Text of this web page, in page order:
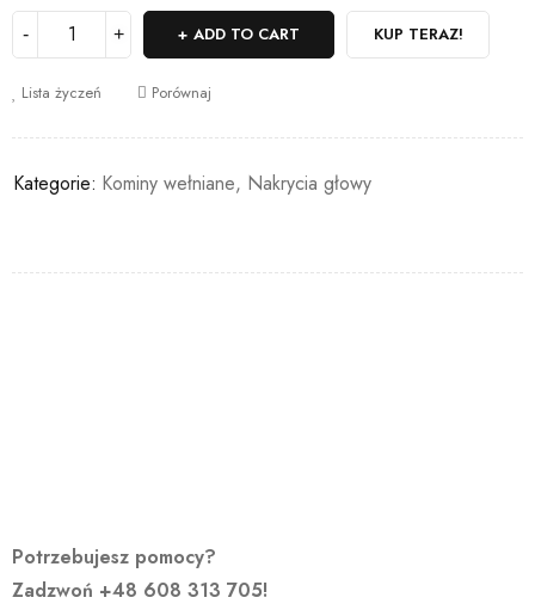
ADD TO CART KUP TERAZ!
Lista życzeń Porównaj
Kategorie: Kominy wełniane, Nakrycia głowy
Potrzebujesz pomocy?
Zadzwoń +48 608 313 705!